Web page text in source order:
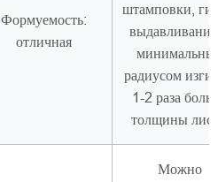
Формуемость:
отличная
штамповки,
радиусом
1-2 раза
толщины
Можно